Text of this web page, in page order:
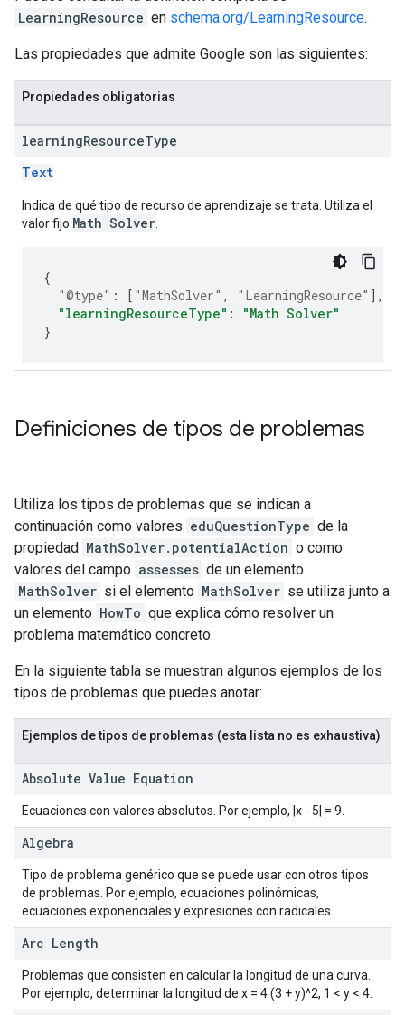
LearningResource en schema.org/LearningResource.
Las propiedades que admite Google son las siguientes:
Propiedades obligatorias
learningResourceType
Text
Indica de qué tipo de recurso de aprendizaje se trata. Utiliza el
valor fijo Math Solver
{
"@type" : [ "MathSolver" , "LearningResource" ],
"learningResourceType" :
"Math Solver"
}
Definiciones de tipos de problemas
Utiliza los tipos de problemas que se indican a
continuación como valores eduQuestionType de la
propiedad MathSolver.potentialAction o como
valores del campo assesses de un elemento
MathSolver si el elemento MathSolver se utiliza junto a
un elemento HowTo que explica cómo resolver un
problema matemático concreto.
En la siguiente tabla se muestran algunos ejemplos de los
tipos de problemas que puedes anotar:
Ejemplos de tipos de problemas (esta lista no es exhaustiva)
Absolute Value Equation
Ecuaciones con valores absolutos. Por ejemplo, |x - 5| = 9.
Algebra
Tipo de problema genérico que se puede usar con otros tipos
de problemas. Por ejemplo, ecuaciones polinómicas,
ecuaciones exponenciales y expresiones con radicales.
Arc Length
Problemas que consisten en calcular la longitud de una curva.
Por ejemplo, determinar la longitud de x = 4 (3 + y)^2, 1 < y < 4.